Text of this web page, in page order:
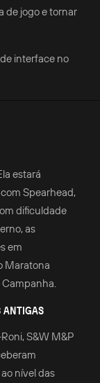
de jogo e tornar
interface no
estará
Spearhead,
dificuldade
as
em
Maratona
ANTIGAS
S&W M&P
nível das